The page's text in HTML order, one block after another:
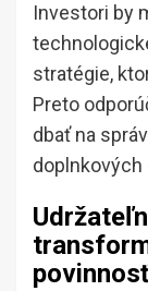
Investori by
stratégie,
Preto
dbať na
doplnkových